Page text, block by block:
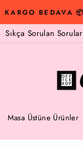
BEDAVA
Sıkça Sorulan Sorular
Masa Üstüne Ürünler